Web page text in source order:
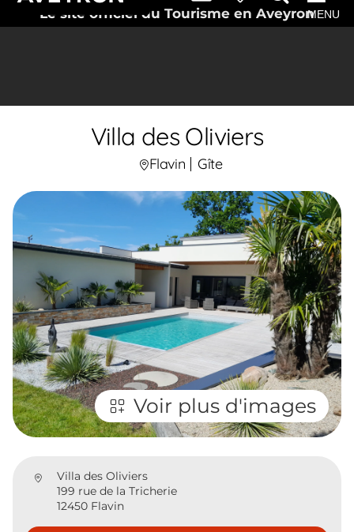
Le site officiel du Tourisme en AveyronMENU
Villa des Oliviers
Flavin Gîte
Voir plus d'images
Villa des Oliviers
199 rue de la Tricherie
12450 Flavin